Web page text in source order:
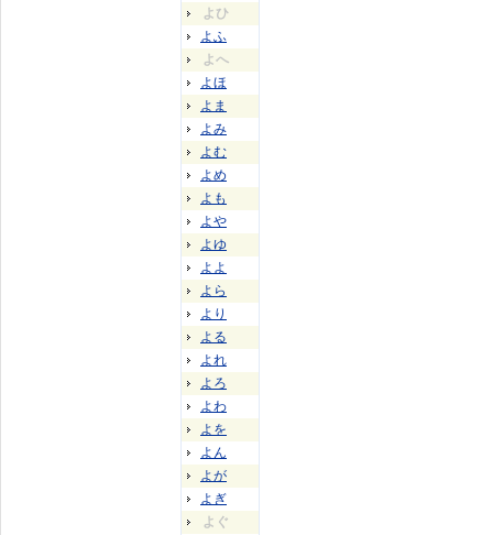
よひ
よふ
よへ
よほ
よま
よみ
よむ
よめ
よも
よや
よゆ
よよ
よら
より
よる
よれ
よろ
よわ
よを
よん
よが
よぎ
よぐ